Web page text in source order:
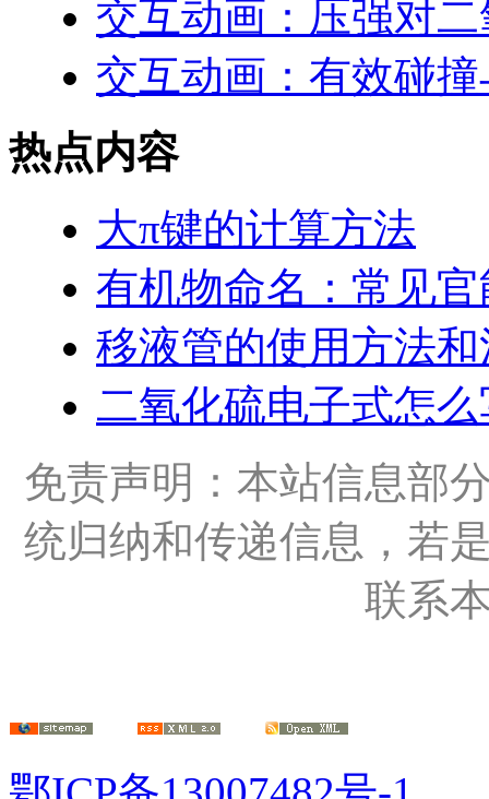
交互动画：压强对
交互动画：有效碰
热点内容
大π键的计算方法
有机物命名：常见
移液管的使用方法
二氧化硫电子式怎
免责声明：本站信息部
统归纳和传递信息，若
联系